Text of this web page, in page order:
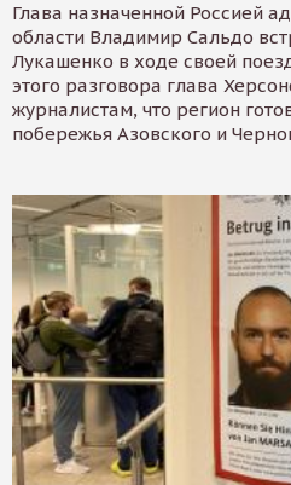
Глава назначенной Россией
области Владимир Сальдо
Лукашенко в ходе своей
этого разговора глава
журналистам, что регион
побережья Азовского и